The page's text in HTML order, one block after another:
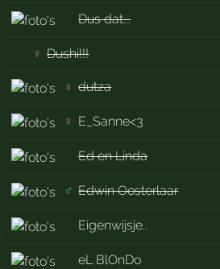
Dus dat...
♀ Dushi!!!
♀ dutza
♀ E_Sanne<3
Ed en Linda
♂ Edwin Oosterlaar
Eigenwijsje..
eL BlOnDo